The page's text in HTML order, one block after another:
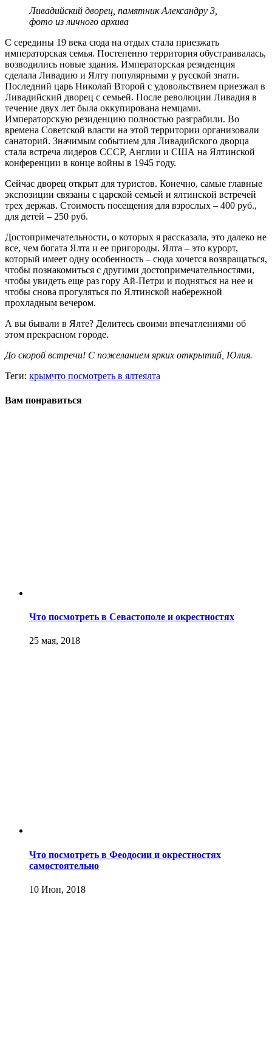
Ливадийский дворец, памятник Александру 3,
фото из личного архива
С середины 19 века сюда на отдых стала приезжать
императорская семья. Постепенно территория обустраивалась,
возводились новые здания. Императорская резиденция
сделала Ливадию и Ялту популярными у русской знати.
Последний царь Николай Второй с удовольствием приезжал в
Ливадийский дворец с семьей. После революции Ливадия в
течение двух лет была оккупирована немцами.
Императорскую резиденцию полностью разграбили. Во
времена Советской власти на этой территории организовали
санаторий. Значимым событием для Ливадийского дворца
стала встреча лидеров СССР, Англии и США на Ялтинской
конференции в конце войны в 1945 году.
Сейчас дворец открыт для туристов. Конечно, самые главные
экспозиции связаны с царской семьей и ялтинской встречей
трех держав. Стоимость посещения для взрослых – 400 руб.,
для детей – 250 руб.
Достопримечательности, о которых я рассказала, это далеко не
все, чем богата Ялта и ее пригороды. Ялта – это курорт,
который имеет одну особенность – сюда хочется возвращаться,
чтобы познакомиться с другими достопримечательностями,
чтобы увидеть еще раз гору Ай-Петри и подняться на нее и
чтобы снова прогуляться по Ялтинской набережной
прохладным вечером.
А вы бывали в Ялте? Делитесь своими впечатлениями об
этом прекрасном городе.
До скорой встречи! С пожеланием ярких открытий, Юлия.
Теги: крымчто посмотреть в ялтеялта
Вам понравиться
Что посмотреть в Севастополе и окрестностях
25 мая, 2018
Что посмотреть в Феодосии и окрестностях
самостоятельно
10 Июн, 2018